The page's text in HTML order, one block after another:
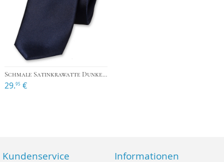
Schmale Satinkrawatte Dunkelblau
29.95 €
Kundenservice Informationen